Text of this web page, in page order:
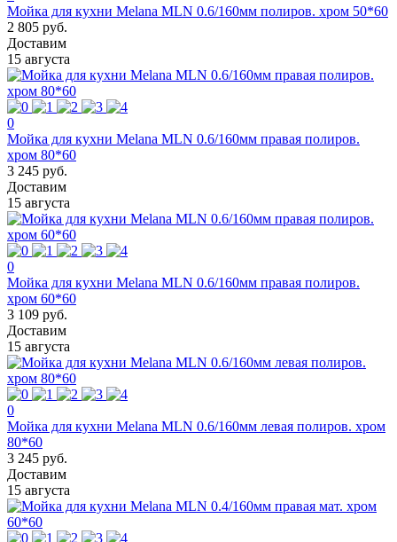
Мойка для кухни Melana MLN 0.6/160мм полиров. хром 50*60
2 805 руб.
Доставим
15 августа
0
Мойка для кухни Melana MLN 0.6/160мм правая полиров.
хром 80*60
3 245 руб.
Доставим
15 августа
0
Мойка для кухни Melana MLN 0.6/160мм правая полиров.
хром 60*60
3 109 руб.
Доставим
15 августа
0
Мойка для кухни Melana MLN 0.6/160мм левая полиров. хром
80*60
3 245 руб.
Доставим
15 августа